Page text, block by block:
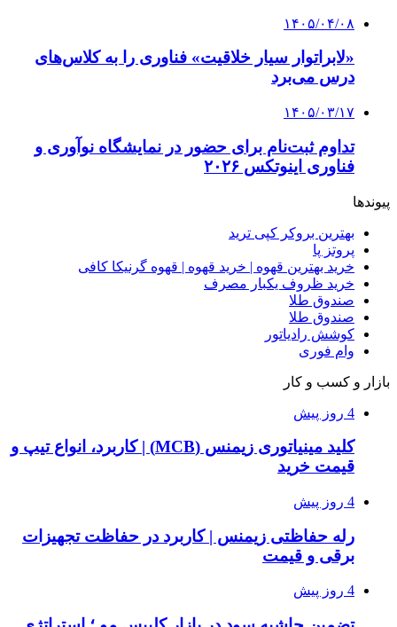
۱۴۰۵/۰۴/۰۸
«لابراتوار سیار خلاقیت» فناوری را به کلاس‌های
درس می‌برد
۱۴۰۵/۰۳/۱۷
تداوم ثبت‌نام برای حضور در نمایشگاه نوآوری و
فناوری اینوتکس ۲۰۲۶
پیوندها
بهترین بروکر کپی ترید
پروتز پا
خرید بهترین قهوه | خرید قهوه | قهوه گرنیکا کافی
خرید ظروف یکبار مصرف
صندوق طلا
صندوق طلا
کوشش رادیاتور
وام فوری
بازار و کسب و کار
4 روز پیش
کلید مینیاتوری زیمنس (MCB) | کاربرد، انواع تیپ و
قیمت خرید
4 روز پیش
رله حفاظتی زیمنس | کاربرد در حفاظت تجهیزات
برقی و قیمت
4 روز پیش